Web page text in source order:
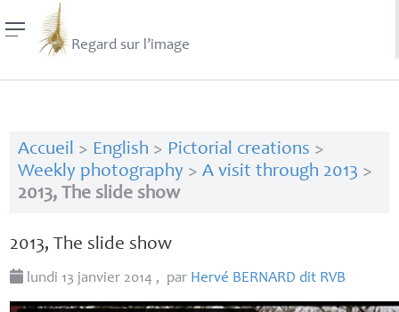
Regard sur l’image
Accueil > English > Pictorial creations >
Weekly photography> A visit through 2013 >
2013, The slide show
2013, The slide show
lundi 13 janvier 2014 , par Hervé BERNARD dit RVB